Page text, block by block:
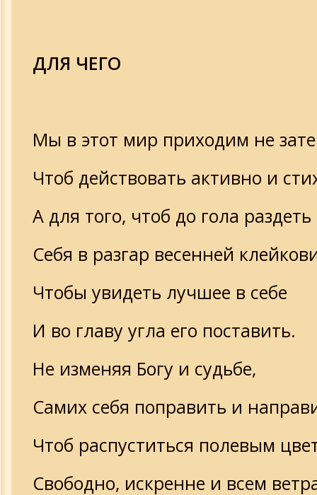
ДЛЯ ЧЕГО
Мы в этот мир приходим не
Чтоб действовать активно и
А для того, чтоб до гола раздеть
Себя в разгар весенней
Чтобы увидеть лучшее в себе
И во главу угла его поставить.
Не изменяя Богу и судьбе,
Самих себя поправить и
Чтоб распуститься полевым
Свободно, искренне и всем